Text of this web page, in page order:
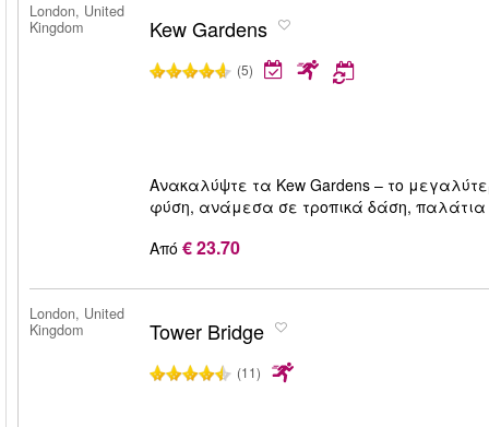
London, United
Kingdom
Kew Gardens
(5)
Ανακαλύψτε τα Kew Gardens – το
φύση, ανάμεσα σε τροπικά δάση,
Από € 23.70
London, United
Kingdom
Tower Bridge
(11)